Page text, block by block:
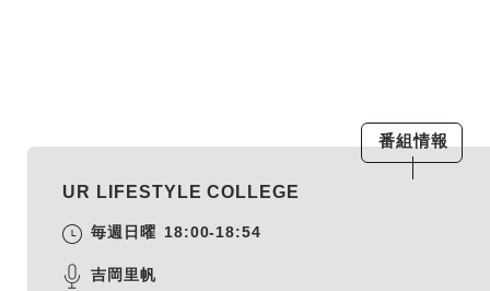
番組情報
UR LIFESTYLE COLLEGE
毎週日曜 18:00-18:54
吉岡里帆